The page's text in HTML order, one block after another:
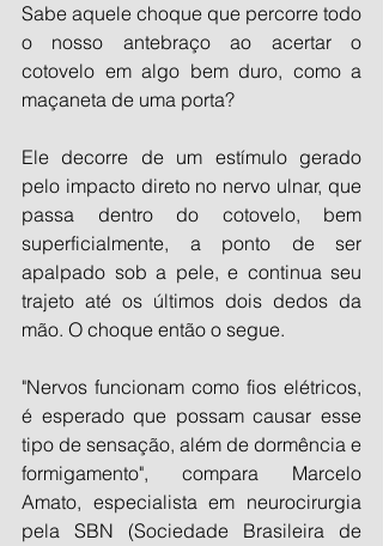
Sabe aquele choque que percorre todo
o nosso antebraço ao acertar o
cotovelo em algo bem duro, como a
maçaneta de uma porta?
Ele decorre de um estímulo gerado
pelo impacto direto no nervo ulnar, que
passa dentro do cotovelo, bem
superficialmente, a ponto de ser
apalpado sob a pele, e continua seu
trajeto até os últimos dois dedos da
mão. O choque então o segue.
"Nervos funcionam como fios elétricos,
é esperado que possam causar esse
tipo de sensação, além de dormência e
formigamento", compara Marcelo
Amato, especialista em neurocirurgia
pela SBN (Sociedade Brasileira de